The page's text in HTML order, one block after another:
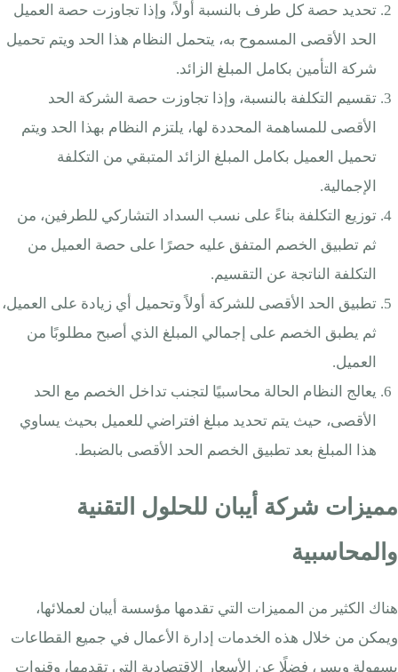
تحديد حصة كل طرف بالنسبة أولاً، وإذا تجاوزت حصة العميل
الحد الأقصى المسموح به، يتحمل النظام هذا الحد ويتم تحميل
شركة التأمين بكامل المبلغ الزائد.
تقسيم التكلفة بالنسبة، وإذا تجاوزت حصة الشركة الحد
الأقصى للمساهمة المحددة لها، يلتزم النظام بهذا الحد ويتم
تحميل العميل بكامل المبلغ الزائد المتبقي من التكلفة
الإجمالية.
توزيع التكلفة بناءً على نسب السداد التشاركي للطرفين، من
ثم تطبيق الخصم المتفق عليه حصرًا على حصة العميل من
التكلفة الناتجة عن التقسيم.
تطبيق الحد الأقصى للشركة أولاً وتحميل أي زيادة على العميل،
ثم يطبق الخصم على إجمالي المبلغ الذي أصبح مطلوبًا من
العميل.
يعالج النظام الحالة محاسبيًا لتجنب تداخل الخصم مع الحد
الأقصى، حيث يتم تحديد مبلغ افتراضي للعميل بحيث يساوي
هذا المبلغ بعد تطبيق الخصم الحد الأقصى بالضبط.
مميزات شركة أيبان للحلول التقنية
والمحاسبية
هناك الكثير من المميزات التي تقدمها مؤسسة أيبان لعملائها،
ويمكن من خلال هذه الخدمات إدارة الأعمال في جميع القطاعات
بسهولة ويسر، فضلًا عن الأسعار الاقتصادية التي تقدمها، وقنوات